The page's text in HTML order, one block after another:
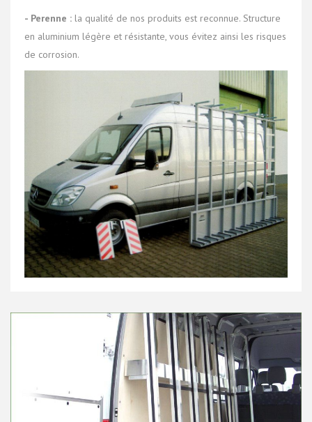
- Perenne : la qualité de nos produits est reconnue. Structure
en aluminium légère et résistante, vous évitez ainsi les risques
de corrosion.